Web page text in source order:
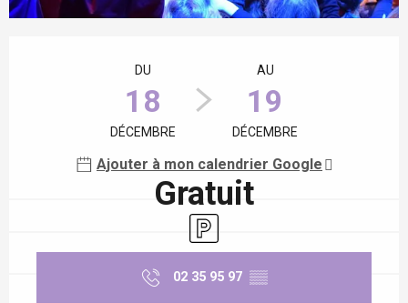
DU
18
DÉCEMBRE
AU
19
DÉCEMBRE
Ajouter à mon calendrier Google
Gratuit
Parking
02 35 95 97 ▒▒